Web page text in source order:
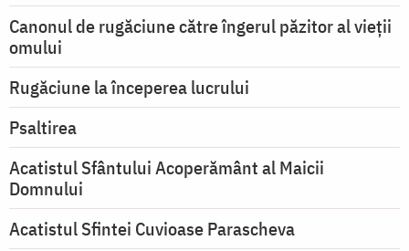
Canonul de rugăciune către îngerul păzitor al vieții
omului
Rugăciune la începerea lucrului
Psaltirea
Acatistul Sfântului Acoperământ al Maicii
Domnului
Acatistul Sfintei Cuvioase Parascheva